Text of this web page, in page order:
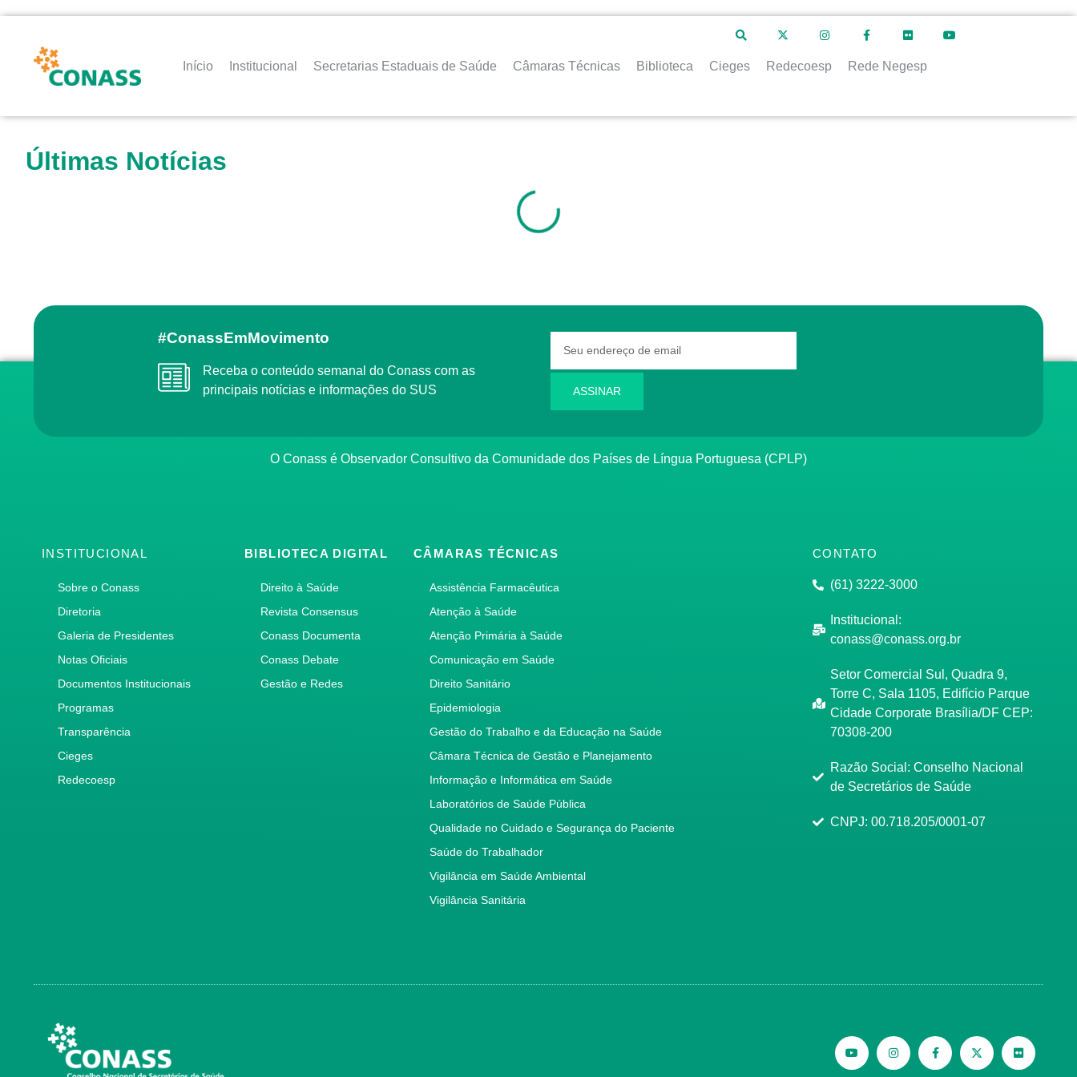
Início Institucional Secretarias Estaduais de Saúde Câmaras Técnicas Biblioteca Cieges Redecoesp Rede Negesp
Últimas Notícias
#ConassEmMovimento
Receba o conteúdo semanal do Conass com as
principais notícias e informações do SUS
ASSINAR
O Conass é Observador Consultivo da Comunidade dos Países de Língua Portuguesa (CPLP)
INSTITUCIONAL
Sobre o Conass
Diretoria
Galeria de Presidentes
Notas Oficiais
Documentos Institucionais
Programas
Transparência
Cieges
Redecoesp
BIBLIOTECA DIGITAL
Direito à Saúde
Revista Consensus
Conass Documenta
Conass Debate
Gestão e Redes
CÂMARAS TÉCNICAS
Assistência Farmacêutica
Atenção à Saúde
Atenção Primária à Saúde
Comunicação em Saúde
Direito Sanitário
Epidemiologia
Gestão do Trabalho e da Educação na Saúde
Câmara Técnica de Gestão e Planejamento
Informação e Informática em Saúde
Laboratórios de Saúde Pública
Qualidade no Cuidado e Segurança do Paciente
Saúde do Trabalhador
Vigilância em Saúde Ambiental
Vigilância Sanitária
CONTATO
(61) 3222-3000
Institucional:
conass@conass.org.br
Setor Comercial Sul, Quadra 9,
Torre C, Sala 1105, Edifício Parque
Cidade Corporate Brasília/DF CEP:
70308-200
Razão Social: Conselho Nacional
de Secretários de Saúde
CNPJ: 00.718.205/0001-07